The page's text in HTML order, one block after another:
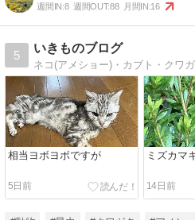
週間IN:8 週間OUT:88 月間IN:16
5
いきものブログ
相当ヨボヨボですが
5日前
ミズカマ
14日前